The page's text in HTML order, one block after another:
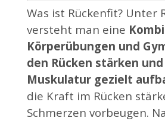
Was ist Rückenfit? Unter
versteht man eine
Körperübungen und
den Rücken stärken
Muskulatur gezielt
die Kraft im Rücken
Schmerzen vorbeugen.